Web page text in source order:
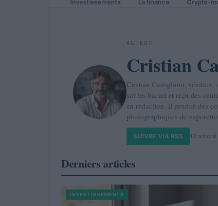
Investissements La finance Crypto-
AUTEUR
Cristian
Cristian Castiglioni, vénitien,
sur les bacari et reçu des
en rédaction. Il produit des
photographiques de
SUIVRE VIA RSS 13 articoli
Derniers articles
INVESTISSEMENTS